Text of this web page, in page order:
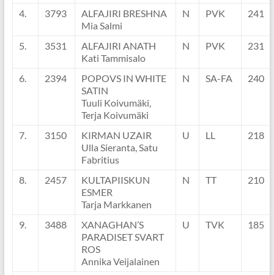
4. 3793
ALFAJIRI BRESHNA
Mia Salmi
N PVK 241
5. 3531
ALFAJIRI ANATH
Kati Tammisalo
N PVK 231
6. 2394
POPOVS IN WHITE
SATIN
Tuuli Koivumäki,
Terja Koivumäki
N SA-FA 240
7. 3150
KIRMAN UZAIR
Ulla Sieranta, Satu
Fabritius
U LL 218
8. 2457
KULTAPIISKUN
ESMER
Tarja Markkanen
N TT 210
9. 3488
XANAGHAN’S
PARADISET SVART
ROS
Annika Veijalainen
U TVK 185